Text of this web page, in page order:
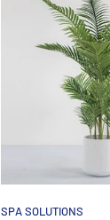
SPA SOLUTIONS